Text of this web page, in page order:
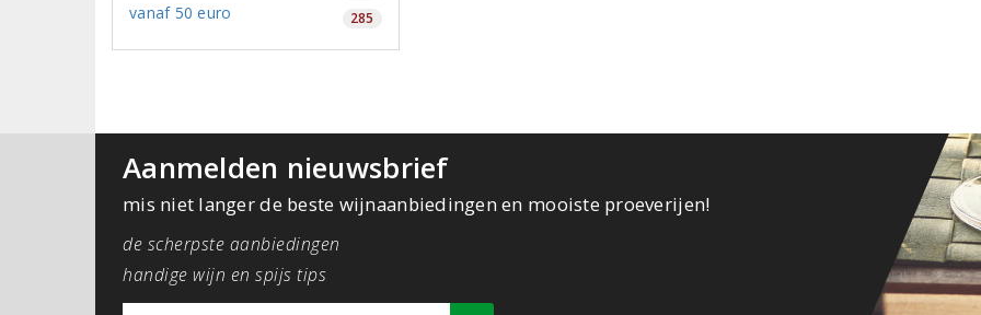
vanaf 50 euro 285
Aanmelden nieuwsbrief
mis niet langer de beste wijnaanbiedingen en mooiste proeverijen!
de scherpste aanbiedingen
handige wijn en spijs tips